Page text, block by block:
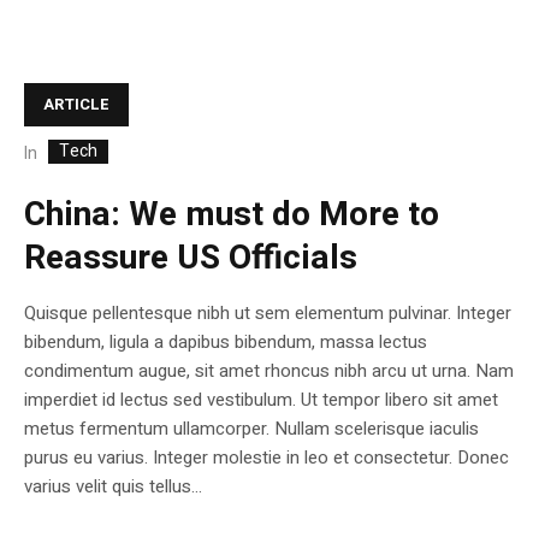
ARTICLE
In Tech
China: We must do More to
Reassure US Officials
Quisque pellentesque nibh ut sem elementum pulvinar. Integer
bibendum, ligula a dapibus bibendum, massa lectus
condimentum augue, sit amet rhoncus nibh arcu ut urna. Nam
imperdiet id lectus sed vestibulum. Ut tempor libero sit amet
metus fermentum ullamcorper. Nullam scelerisque iaculis
purus eu varius. Integer molestie in leo et consectetur. Donec
varius velit quis tellus...